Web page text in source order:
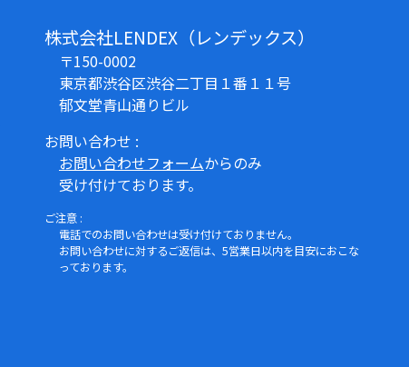
株式会社LENDEX（レンデックス）
〒150-0002
東京都渋谷区渋谷二丁目１番１１号
郁文堂青山通りビル
お問い合わせ :
お問い合わせフォームからのみ
受け付けております。
ご注意 :
電話でのお問い合わせは受け付けておりません。
お問い合わせに対するご返信は、5営業日以内を目安におこな
っております。